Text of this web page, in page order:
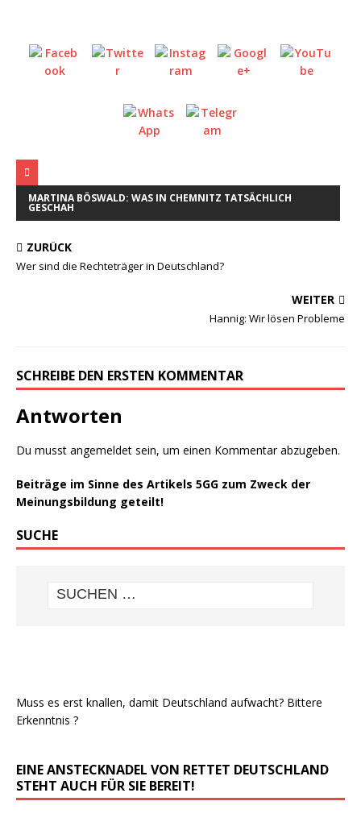
MARTINA BÖSWALD: WAS IN CHEMNITZ TATSÄCHLICH
GESCHAH
ZURÜCK
Wer sind die Rechteträger in Deutschland?
WEITER
Hannig: Wir lösen Probleme
SCHREIBE DEN ERSTEN KOMMENTAR
Antworten
Du musst angemeldet sein, um einen Kommentar abzugeben.
Beiträge im Sinne des Artikels 5GG zum Zweck der
Meinungsbildung geteilt!
SUCHE
Muss es erst knallen, damit Deutschland aufwacht? Bittere
Erkenntnis ?
EINE ANSTECKNADEL VON RETTET DEUTSCHLAND
STEHT AUCH FÜR SIE BEREIT!